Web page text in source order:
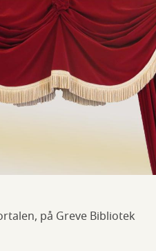
på Greve Bibliotek